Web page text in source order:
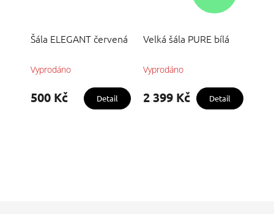
Šála ELEGANT červená
Vyprodáno
500 Kč Detail
Velká šála PURE bílá
produktu
je
Vyprodáno
2 399 Kč Detail